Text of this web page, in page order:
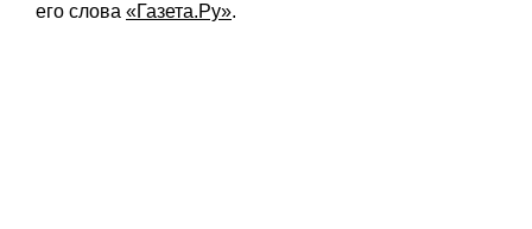
его слова «Газета.Ру».